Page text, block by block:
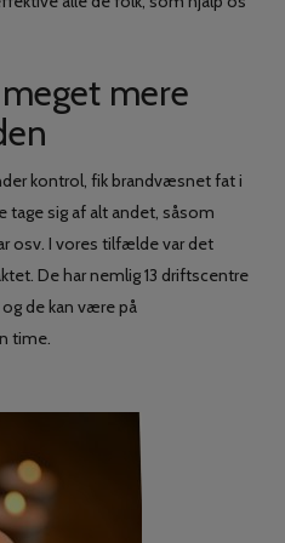
mere
kontrol, fik brandvæsnet fat i
tage sig af alt andet, såsom
osv. I vores tilfælde var det
De har nemlig 13 driftscentre
de kan være på
time.